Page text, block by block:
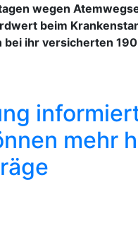
wegen
beim
bei ihr versicherten
mehr